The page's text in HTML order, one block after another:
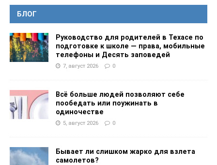
БЛОГ
Руководство для родителей в Техасе по
подготовке к школе — права, мобильные
телефоны и Десять заповедей
7, август 2026 0
Всё больше людей позволяют себе
пообедать или поужинать в
одиночестве
5, август 2026 0
Бывает ли слишком жарко для взлета
самолетов?